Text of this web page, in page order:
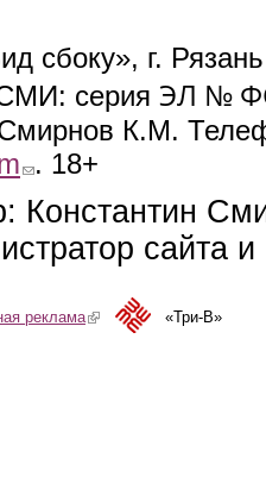
сбоку», г.
серия ЭЛ №
К.М.
(link sends e-mail)
. 18+
Константин
сайта
реклама(link is external)«Три-В»